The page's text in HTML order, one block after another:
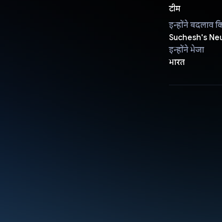
टीम
इन्होंने बदलाव
Suchesh's
इन्होंने भेजा
भारत